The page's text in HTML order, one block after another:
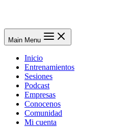
Main Menu
Inicio
Entrenamientos
Sesiones
Podcast
Empresas
Conocenos
Comunidad
Mi cuenta